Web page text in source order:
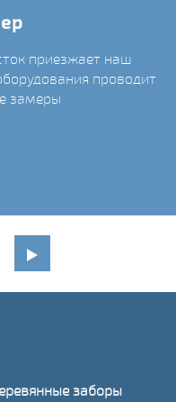
приезжает наш
проводит
замеры
заборы